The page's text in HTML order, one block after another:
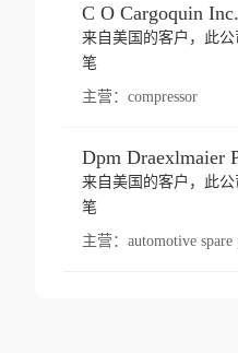
C O Cargoquin Inc.
来自美国的客户，此
笔
主营： compressor
来自美国的客户，此
笔
主营： automotive spare